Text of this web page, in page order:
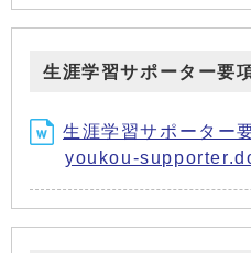
生涯学習サポーター要
生涯学習サポーター
youkou-